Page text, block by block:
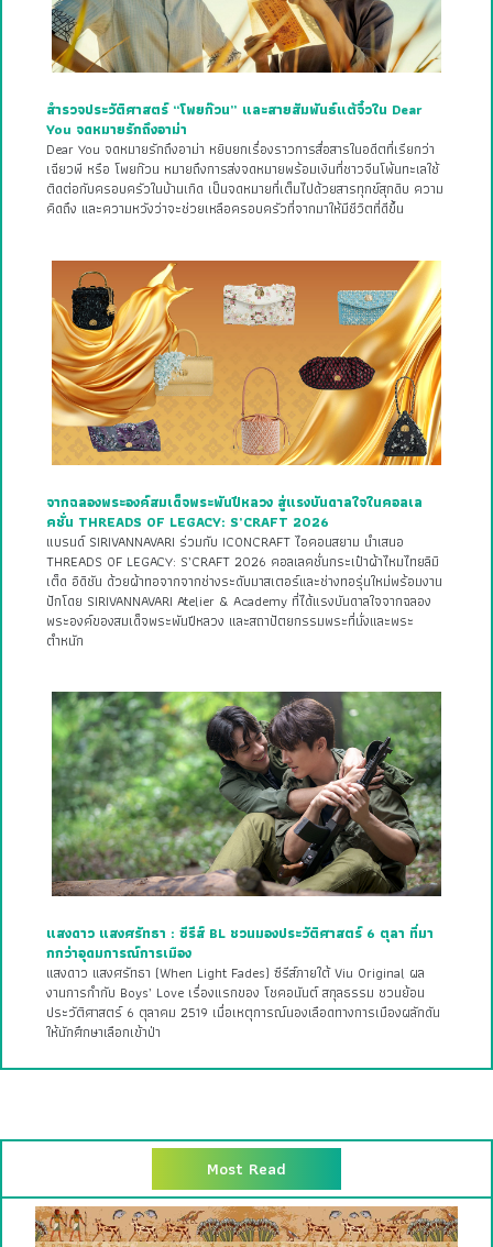
สำรวจประวัติศาสตร์ “โพยก๊วน” และสายสัมพันธ์แต้จิ๋วใน Dear
You จดหมายรักถึงอาม่า
Dear You จดหมายรักถึงอาม่า หยิบยกเรื่องราวการสื่อสารในอดีตที่เรียกว่า
เฉียวพี หรือ โพยก๊วน หมายถึงการส่งจดหมายพร้อมเงินที่ชาวจีนโพ้นทะเลใช้
ติดต่อกับครอบครัวในบ้านเกิด เป็นจดหมายที่เต็มไปด้วยสารทุกข์สุกดิบ ความ
คิดถึง และความหวังว่าจะช่วยเหลือครอบครัวที่จากมาให้มีชีวิตที่ดีขึ้น
จากฉลองพระองค์สมเด็จพระพันปีหลวง สู่แรงบันดาลใจในคอลเล
คชั่น THREADS OF LEGACY: S’CRAFT 2026
แบรนด์ SIRIVANNAVARI ร่วมกับ ICONCRAFT ไอคอนสยาม นำเสนอ
THREADS OF LEGACY: S’CRAFT 2026 คอลเลคชั่นกระเป๋าผ้าไหมไทยลิมิ
เต็ด อิดิชัน ด้วยผ้าทอจากจากช่างระดับมาสเตอร์และช่างทอรุ่นใหม่พร้อมงาน
ปักโดย SIRIVANNAVARI Atelier & Academy ที่ได้แรงบันดาลใจจากฉลอง
พระองค์ของสมเด็จพระพันปีหลวง และสถาปัตยกรรมพระที่นั่งและพระ
ตำหนัก
แสงดาว แสงศรัทธา : ซีรีส์ BL ชวนมองประวัติศาสตร์ 6 ตุลา ที่มา
กกว่าอุดมการณ์การเมือง
แสงดาว แสงศรัทธา (When Light Fades) ซีรีส์ภายใต้ Viu Original ผล
งานการกำกับ Boys’ Love เรื่องแรกของ โชคอนันต์ สกุลธรรม ชวนย้อน
ประวัติศาสตร์ 6 ตุลาคม 2519 เมื่อเหตุการณ์นองเลือดทางการเมืองผลักดัน
ให้นักศึกษาเลือกเข้าป่า
Most Read